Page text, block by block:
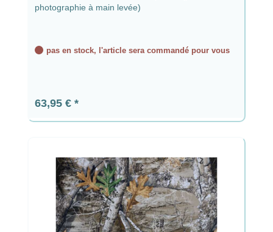
photographie à main levée)
pas en stock, l'article sera commandé pour vous
Prix régulier :
63,95 €